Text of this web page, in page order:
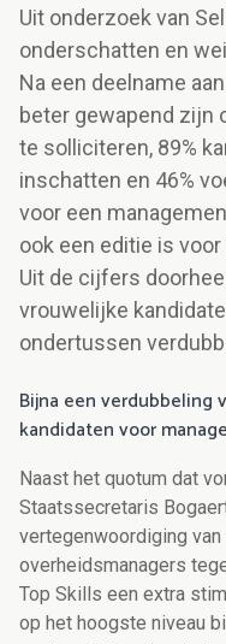
Uit onderzoek van
onderschatten en
Na een deelname
beter gewapend zijn
te solliciteren, 89%
inschatten en 46%
voor een
ook een editie is
Uit de cijfers
vrouwelijke
ondertussen
Bijna een verdubbeling
kandidaten voor
Naast het quotum dat
Staatssecretaris
vertegenwoordiging
overheidsmanagers
Top Skills een extra
op het hoogste niveau